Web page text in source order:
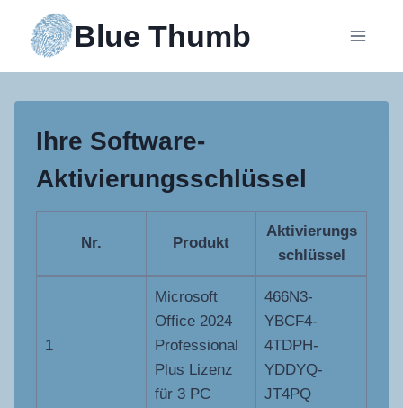
Inhalt
springen
Blue Thumb
Ihre Software-
Aktivierungsschlüssel
Nr. Produkt
Aktivierungs
schlüssel
1
Microsoft
Office 2024
Professional
Plus Lizenz
für 3 PC
466N3-
YBCF4-
4TDPH-
YDDYQ-
JT4PQ